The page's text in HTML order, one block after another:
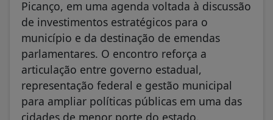
Picanço, em uma agenda voltada à discussão
de investimentos estratégicos para o
município e da destinação de emendas
parlamentares. O encontro reforça a
articulação entre governo estadual,
representação federal e gestão municipal
para ampliar políticas públicas em uma das
cidades de menor porte do estado.